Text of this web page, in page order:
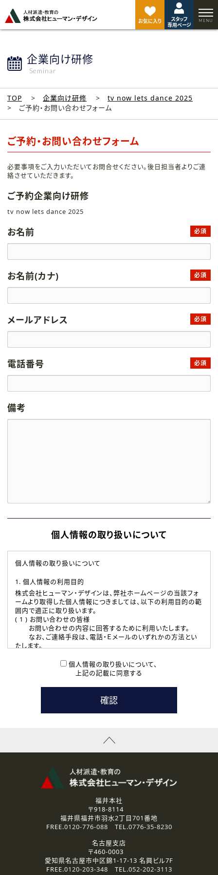
お気に入り
スタッフ
専用ページ
企業向け研修
Seminar
TOP 企業向け研修
tv now lets dance 2025
ご予約・お問い合わせフォーム
ご予約・お問い合わせフォーム
必要事項をご入力いただいてお問合せください。後日担当者よりご連
絡させていただきます。
ご予約企業向け研修
tv now lets dance 2025
お名前 必須
お名前(カナ) 必須
メールアドレス 必須
電話番号 必須
備考
個人情報の取り扱いについて
個人情報の取り扱いについて
1. 個人情報の利用目的
株式会社ヒューマン・デザインは、弊社ホームページの当該フォ
ームより取得した個人情報につきましては、以下の利用目的の範
囲内で適正に取り扱います。
( 1 ) お問い合わせの皆様
お問い合わせの内容に回答するために利用いたします。
なお、ご連絡手段は、電話・Ｅメールのいずれかの方法とい
たします。
本登録に関するご連絡および本登録時の参考情報として利
たします。
( 3 ) スタッフ派遣を検討されている企業の皆様
お問い合わせの内容に回答するために利用いたします。
なお、ご連絡手段は、電話・Ｅメールのいずれかの方法とい
資料送付、受講相談に関するご連絡のために利用いたしま
その他、お問い合わせの内容に回答するために利用いたし
なお、ご連絡手段は、電話・Ｅメールのいずれかの方法とい
2.個人情報の第三者提供
ご提供いただいた個人情報は、法令等の規定に従う場合を除き、
3.個人情報の取り扱いの委託
弊社の定める個人情報保護の評価基準を満たした委託先に、個
人情報を委託する場合があります。
個人情報の取り扱いについて、
上記の記載に同意する
ジ
ト
福井本社
〒918-8114
福井県福井市羽水2丁目701番地
FREE.0120-776-088 TEL.0776-35-8230
名古屋支店
〒460-0003
愛知県名古屋市中区錦1-17-13 名興ビル7F
FREE.0120-203-348 TEL.052-202-3113